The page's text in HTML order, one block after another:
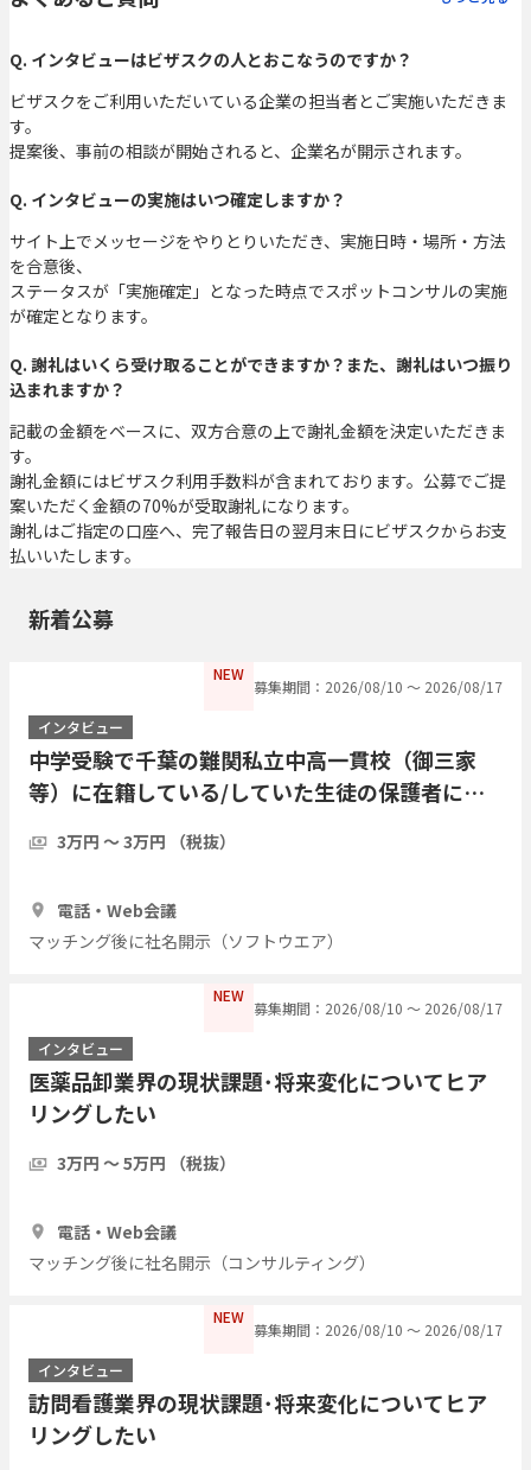
Q. インタビューはビザスクの人とおこなうのですか？
ビザスクをご利用いただいている企業の担当者とご実施いただきま
す。
提案後、事前の相談が開始されると、企業名が開示されます。
Q. インタビューの実施はいつ確定しますか？
サイト上でメッセージをやりとりいただき、実施日時・場所・方法
を合意後、
ステータスが「実施確定」となった時点でスポットコンサルの実施
が確定となります。
Q. 謝礼はいくら受け取ることができますか？また、謝礼はいつ振り
込まれますか？
記載の金額をベースに、双方合意の上で謝礼金額を決定いただきま
す。
謝礼金額にはビザスク利用手数料が含まれております。公募でご提
案いただく金額の70%が受取謝礼になります。
謝礼はご指定の口座へ、完了報告日の翌月末日にビザスクからお支
払いいたします。
新着公募
NEW
募集期間：2026/08/10 〜 2026/08/17
インタビュー
中学受験で千葉の難関私立中高一貫校（御三家
等）に在籍している/していた生徒の保護者にイ
3万円 〜 3万円 （税抜）
電話・Web会議
マッチング後に社名開示（ソフトウエア）
NEW
募集期間：2026/08/10 〜 2026/08/17
インタビュー
医薬品卸業界の現状課題･将来変化についてヒア
リングしたい
3万円 〜 5万円 （税抜）
電話・Web会議
マッチング後に社名開示（コンサルティング）
NEW
募集期間：2026/08/10 〜 2026/08/17
インタビュー
訪問看護業界の現状課題･将来変化についてヒア
リングしたい